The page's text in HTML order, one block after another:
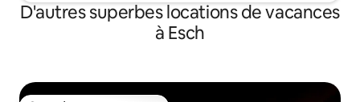
D'autres superbes locations de vacances
à Esch